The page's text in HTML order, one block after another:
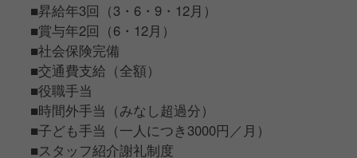
■昇給年3回（3・6・9・12月）
■賞与年2回（6・12月）
■社会保険完備
■交通費支給（全額）
■役職手当
■時間外手当（みなし超過分）
■子ども手当（一人につき3000円／月）
■スタッフ紹介謝礼制度